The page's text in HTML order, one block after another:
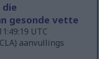
die
gesonde vette
UTC
aanvullings